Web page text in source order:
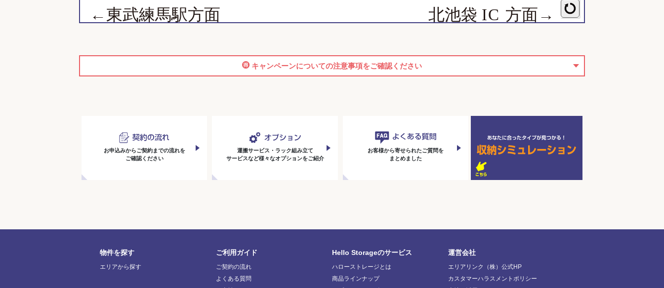
←東武練馬駅方面 北池袋 IC 方面→
キャンペーンについての注意事項をご確認ください
お申込みからご契約までの流れを
ご確認ください
運搬サービス・ラック組み立て
サービスなど様々なオプションをご紹介
お客様から寄せられたご質問を
まとめました
物件を探す
エリアから探す
ご利用ガイド
ご契約の流れ
よくある質問
Hello Storageのサービス
ハローストレージとは
商品ラインナップ
運営会社
エリアリンク（株）公式HP
カスタマーハラスメントポリシー